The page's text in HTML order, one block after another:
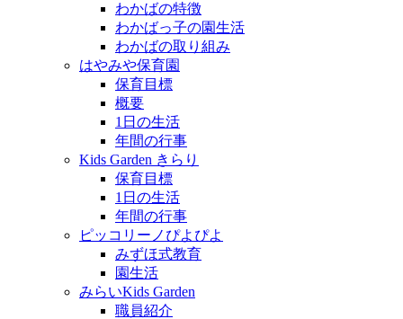
わかばの特徴
わかばっ子の園生活
わかばの取り組み
はやみや保育園
保育目標
概要
1日の生活
年間の行事
Kids Garden きらり
保育目標
1日の生活
年間の行事
ピッコリーノぴよぴよ
みずほ式教育
園生活
みらいKids Garden
職員紹介